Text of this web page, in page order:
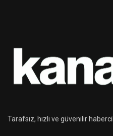
Tarafsız, hızlı ve güvenilir